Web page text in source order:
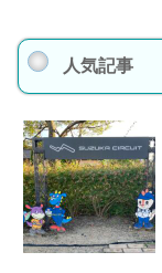
人気記事